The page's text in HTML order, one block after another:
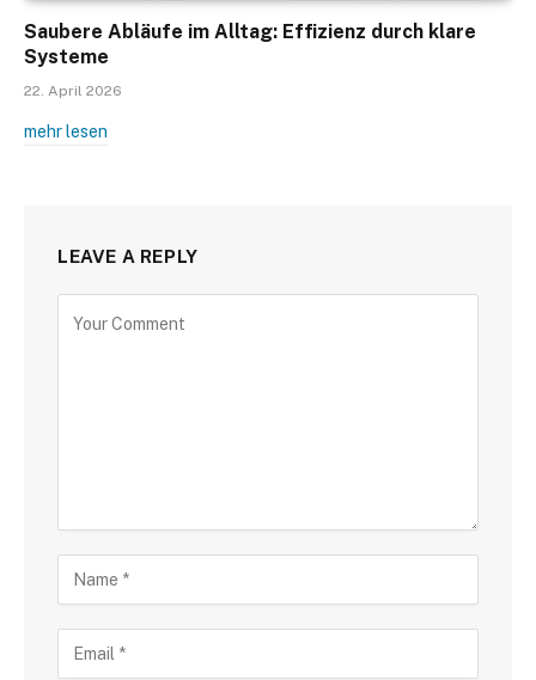
Saubere Abläufe im Alltag: Effizienz durch klare
Systeme
22. April 2026
mehr lesen
LEAVE A REPLY